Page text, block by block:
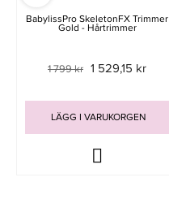
BabylissPro SkeletonFX Trimmer
Gold - Hårtrimmer
1 799 kr 1 529,15 kr
LÄGG I VARUKORGEN